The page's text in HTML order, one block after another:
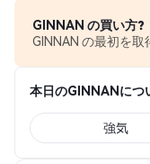
GINNAN の買い方?
GINNAN の最初を取
本日のGINNANにつ
強気